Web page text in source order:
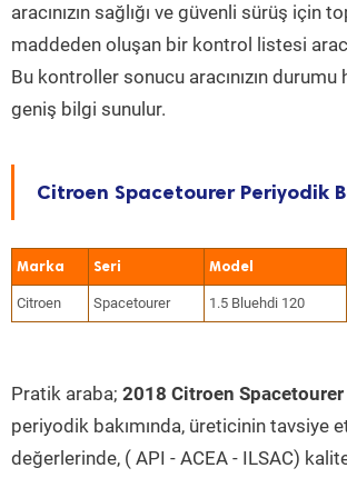
aracınızın sağlığı ve güvenli sürüş için
maddeden oluşan bir kontrol listesi
Bu kontroller sonucu aracınızın durumu
geniş bilgi sunulur.
Citroen Spacetourer Periyodik
Marka Seri Model
Citroen Spacetourer 1.5 Bluehdi 120
Pratik araba; 2018 Citroen
periyodik bakımında, üreticinin tavsiye
değerlerinde, ( API - ACEA - ILSAC)